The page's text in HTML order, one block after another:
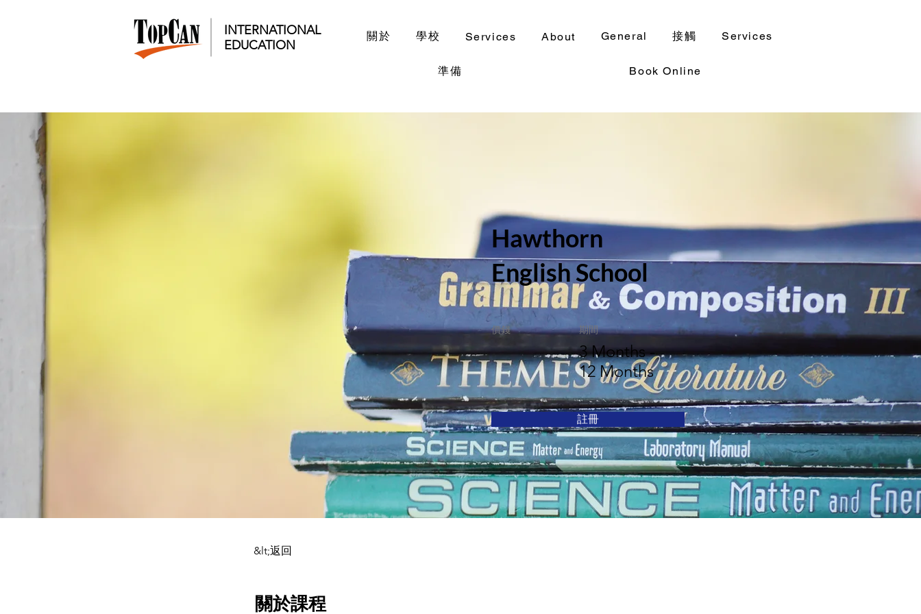
INTERNATIONAL
EDUCATION​
關於 學校 Services About General 接觸 Services
準備 Book Online
Hawthorn
English School
價錢 期間
3 Months -
12 Months
註冊
&lt;返回
關於課程